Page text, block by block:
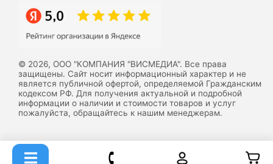
© 2026, ООО "КОМПАНИЯ "ВИСМЕДИА". Все права
защищены. Сайт носит информационный характер и не
является публичной офертой, определяемой Гражданским
кодексом РФ. Для получения актуальной и подробной
информации о наличии и стоимости товаров и услуг
пожалуйста, обращайтесь к нашим менеджерам.